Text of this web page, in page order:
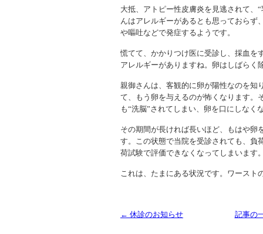
大抵、アトピー性皮膚炎を見逃されて、
んはアレルギーがあるとも思っておらず
や嘔吐などで発症するようです。
慌てて、かかりつけ医に受診し、採血を
アレルギーがありますね。卵はしばらく
親御さんは、客観的に卵が陽性なのを知
て、もう卵を与えるのが怖くなります。
も“洗脳”されてしまい、卵を口にしなく
その期間が長ければ長いほど、もはや卵
す。この状態で当院を受診されても、負
荷試験で評価できなくなってしまいます
これは、たまにある状況です。ワースト
← 休診のお知らせ 記事の